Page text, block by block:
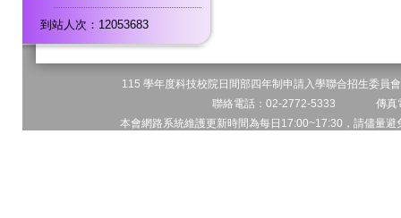
到站人次：12053683
115 學年度科技校院日間部四年制申請入學聯合招生委
聯絡電話：02-2772-5333 傳
本會網路系統維護更新時間為每日17:00~17:30，請儘量